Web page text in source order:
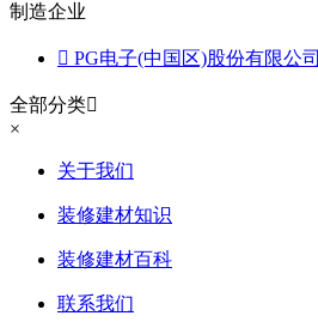
制造企业
 PG电子(中国区)股份有限公司
全部分类
×
关于我们
装修建材知识
装修建材百科
联系我们